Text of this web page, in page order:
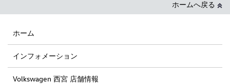
ホームへ戻る
ホーム
インフォメーション
Volkswagen 西宮 店舗情報